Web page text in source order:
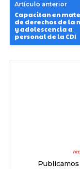
Artículo anterior
Capacitan en
de derechos de la
y adolescencia a
personal de la CDI